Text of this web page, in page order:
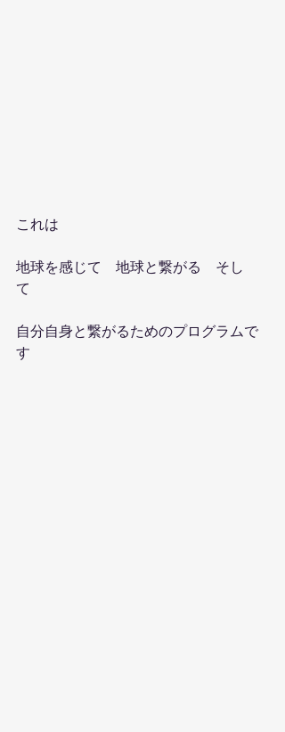
これは
地球を感じて　地球と繋がる　そし
て
自分自身と繋がるためのプログラムで
す